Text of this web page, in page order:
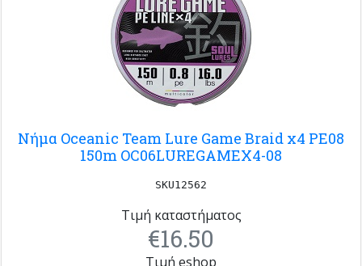
Νήμα Oceanic Team Lure Game Braid x4 PE08
150m OC06LUREGAMEX4-08
SKU12562
Τιμή καταστήματος
€16.50
Τιμή eshop